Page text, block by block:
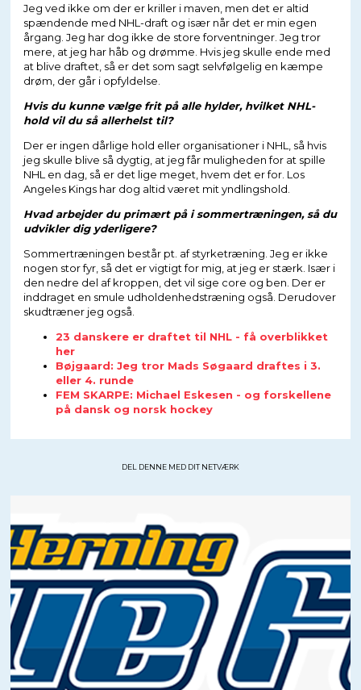
Jeg ved ikke om der er kriller i maven, men det er altid
spændende med NHL-draft og især når det er min egen
årgang. Jeg har dog ikke de store forventninger. Jeg tror
mere, at jeg har håb og drømme. Hvis jeg skulle ende med
at blive draftet, så er det som sagt selvfølgelig en kæmpe
drøm, der går i opfyldelse.
Hvis du kunne vælge frit på alle hylder, hvilket NHL-
hold vil du så allerhelst til?
Der er ingen dårlige hold eller organisationer i NHL, så hvis
jeg skulle blive så dygtig, at jeg får muligheden for at spille
NHL en dag, så er det lige meget, hvem det er for. Los
Angeles Kings har dog altid været mit yndlingshold.
Hvad arbejder du primært på i sommertræningen, så du
udvikler dig yderligere?
Sommertræningen består pt. af styrketræning. Jeg er ikke
nogen stor fyr, så det er vigtigt for mig, at jeg er stærk. Især i
den nedre del af kroppen, det vil sige core og ben. Der er
inddraget en smule udholdenhedstræning også. Derudover
skudtræner jeg også.
23 danskere er draftet til NHL - få overblikket
her
Bøjgaard: Jeg tror Mads Søgaard draftes i 3.
eller 4. runde
FEM SKARPE: Michael Eskesen - og forskellene
på dansk og norsk hockey
DEL DENNE MED DIT NETVÆRK